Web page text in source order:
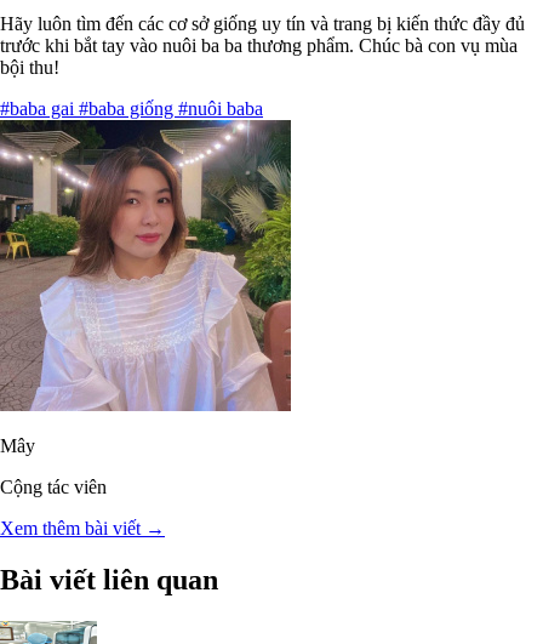
Hãy luôn tìm đến các cơ sở giống uy tín và trang bị kiến thức đầy đủ
trước khi bắt tay vào nuôi ba ba thương phẩm. Chúc bà con vụ mùa
bội thu!
#baba gai #baba giống #nuôi baba
Mây
Cộng tác viên
Xem thêm bài viết →
Bài viết liên quan